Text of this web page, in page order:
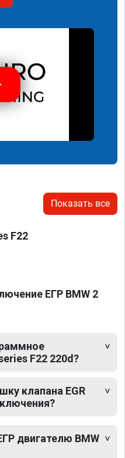
F22
Показать все
ЕГР BMW 2
F22 220d?
клапана EGR
двигателю BMW